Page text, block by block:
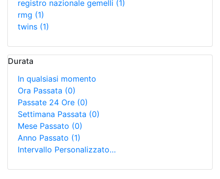
registro nazionale gemelli (1)
rmg (1)
twins (1)
Durata
In qualsiasi momento
Ora Passata (0)
Passate 24 Ore (0)
Settimana Passata (0)
Mese Passato (0)
Anno Passato (1)
Intervallo Personalizzato…